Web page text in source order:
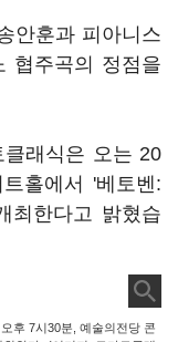
안훈과 피아니스
협주곡의 정점을
래식은 오는 20
홀에서 '베토벤:
최한다고 밝혔습
후 7시30분, 예술의전당 콘